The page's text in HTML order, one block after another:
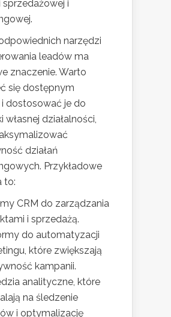
sprzedażowej i
narzędzi
leadów ma
znaczenie. Warto
się dostępnym
dostosować je do
własnej działalności,
działań
Przykładowe
to:
CRM do zarządzania
i sprzedażą.
do automatyzacji
które zwiększają
kampanii.
analityczne, które
na śledzenie
i optymalizację